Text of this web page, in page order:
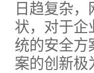
日趋复杂
状，对于企
统的安全方
案的创新极